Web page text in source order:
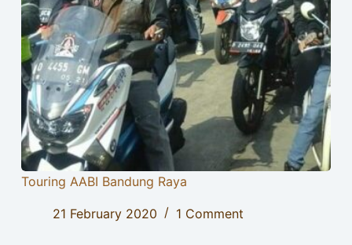
Touring AABI Bandung Raya
21 February 2020 1 Comment